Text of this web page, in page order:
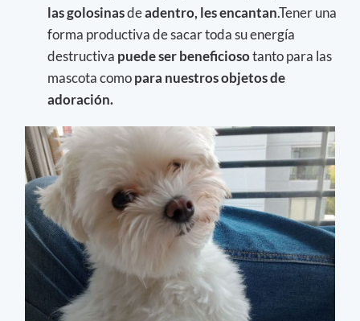
las golosinasdeadentro, les encantan.Tener una
forma productiva de sacar toda su energía
destructiva puede ser beneficiosotanto para las
mascota comopara nuestros objetos de
adoración.